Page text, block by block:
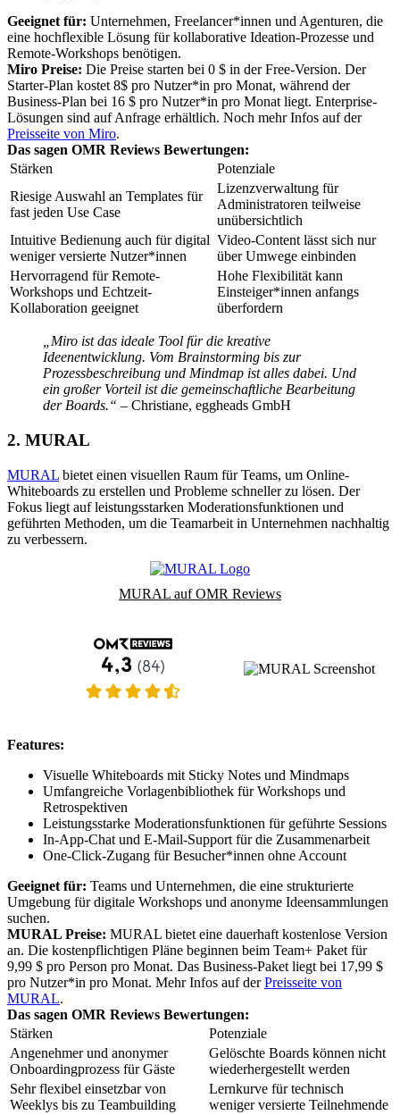
Geeignet für: Unternehmen, Freelancer*innen und Agenturen, die
eine hochflexible Lösung für kollaborative Ideation-Prozesse und
Remote-Workshops benötigen.
Miro Preise: Die Preise starten bei 0 $ in der Free-Version. Der
Starter-Plan kostet 8$ pro Nutzer*in pro Monat, während der
Business-Plan bei 16 $ pro Nutzer*in pro Monat liegt. Enterprise-
Lösungen sind auf Anfrage erhältlich. Noch mehr Infos auf der
Preisseite von Miro.
Das sagen OMR Reviews Bewertungen:
Stärken
Potenziale
Riesige Auswahl an Templates für
fast jeden Use Case
Lizenzverwaltung für
Administratoren teilweise
unübersichtlich
Intuitive Bedienung auch für digital
weniger versierte Nutzer*innen
Video-Content lässt sich nur
über Umwege einbinden
Hervorragend für Remote-
Workshops und Echtzeit-
Kollaboration geeignet
Hohe Flexibilität kann
Einsteiger*innen anfangs
überfordern
„Miro ist das ideale Tool für die kreative
Ideenentwicklung. Vom Brainstorming bis zur
Prozessbeschreibung und Mindmap ist alles dabei. Und
ein großer Vorteil ist die gemeinschaftliche Bearbeitung
der Boards.“ – Christiane, eggheads GmbH
2. MURAL
MURAL bietet einen visuellen Raum für Teams, um Online-
Whiteboards zu erstellen und Probleme schneller zu lösen. Der
Fokus liegt auf leistungsstarken Moderationsfunktionen und
geführten Methoden, um die Teamarbeit in Unternehmen nachhaltig
zu verbessern.
MURAL auf OMR Reviews
Features:
Visuelle Whiteboards mit Sticky Notes und Mindmaps
Umfangreiche Vorlagenbibliothek für Workshops und
Retrospektiven
Leistungsstarke Moderationsfunktionen für geführte Sessions
In-App-Chat und E-Mail-Support für die Zusammenarbeit
One-Click-Zugang für Besucher*innen ohne Account
Geeignet für: Teams und Unternehmen, die eine strukturierte
Umgebung für digitale Workshops und anonyme Ideensammlungen
suchen.
MURAL Preise: MURAL bietet eine dauerhaft kostenlose Version
an. Die kostenpflichtigen Pläne beginnen beim Team+ Paket für
9,99 $ pro Person pro Monat. Das Business-Paket liegt bei 17,99 $
pro Nutzer*in pro Monat. Mehr Infos auf derPreisseite von
MURAL.
Das sagen OMR Reviews Bewertungen:
Stärken
Potenziale
Angenehmer und anonymer
Onboardingprozess für Gäste
Gelöschte Boards können nicht
wiederhergestellt werden
Sehr flexibel einsetzbar von
Weeklys bis zu Teambuilding
Lernkurve für technisch
weniger versierte Teilnehmende